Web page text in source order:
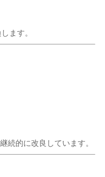
ます。
続的に改良しています。